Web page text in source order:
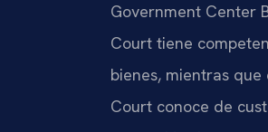
Government Center
Court tiene
bienes, mientras
Court conoce de